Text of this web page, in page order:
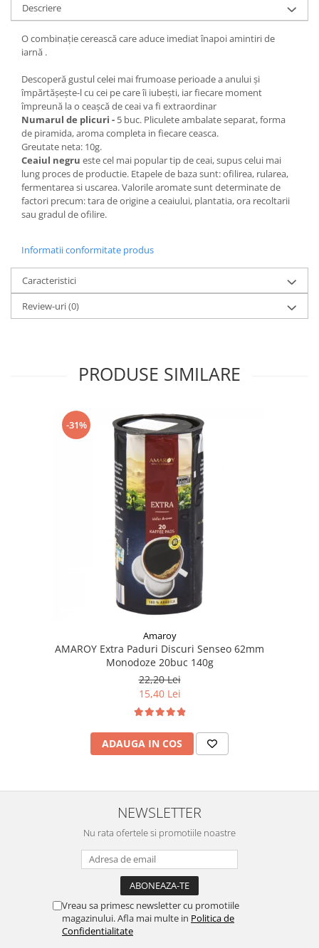
Descriere
O combinație cerească care aduce imediat înapoi amintiri de
iarnă .
Descoperă gustul celei mai frumoase perioade a anului și
împărtășește-l cu cei pe care îi iubești, iar fiecare moment
împreună la o ceașcă de ceai va fi extraordinar
Numarul de plicuri - 5 buc. Pliculete ambalate separat, forma
de piramida, aroma completa in fiecare ceasca.
Greutate neta: 10g.
Ceaiul negru este cel mai popular tip de ceai, supus celui mai
lung proces de productie. Etapele de baza sunt: ​​ofilirea, rularea,
fermentarea si uscarea. Valorile aromate sunt determinate de
factori precum: tara de origine a ceaiului, plantatia, ora recoltarii
sau gradul de ofilire.
Informatii conformitate produs
Caracteristici
Review-uri(0)
PRODUSE SIMILARE
-31%
Amaroy
AMAROY Extra Paduri Discuri Senseo 62mm
Monodoze 20buc 140g
22,20 Lei
15,40 Lei
ADAUGA IN COS
NEWSLETTER
Nu rata ofertele si promotiile noastre
Vreau sa primesc newsletter cu promotiile
magazinului. Afla mai multe in Politica de
Confidentialitate